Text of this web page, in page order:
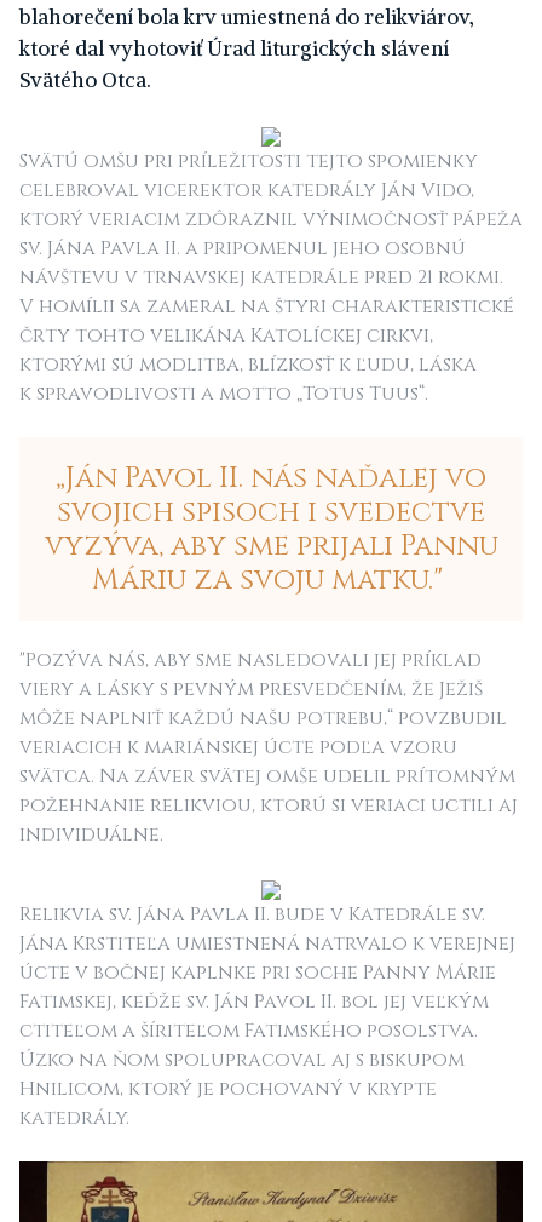
blahorečení bola krv umiestnená do relikviárov,
ktoré dal vyhotoviť Úrad liturgických slávení
Svätého Otca.
Svätú omšu pri príležitosti tejto spomienky
celebroval vicerektor katedrály Ján Vido,
ktorý veriacim zdôraznil výnimočnosť pápeža
sv. Jána Pavla II. a pripomenul jeho osobnú
návštevu v trnavskej katedrále pred 21 rokmi.
V homílii sa zameral na štyri charakteristické
črty tohto velikána Katolíckej cirkvi,
ktorými sú modlitba, blízkosť k ľudu, láska
k spravodlivosti a motto „Totus Tuus“.
„Ján Pavol II. nás naďalej vo
svojich spisoch i svedectve
vyzýva, aby sme prijali Pannu
Máriu za svoju matku."
"Pozýva nás, aby sme nasledovali jej príklad
viery a lásky s pevným presvedčením, že Ježiš
môže naplniť každú našu potrebu,“ povzbudil
veriacich k mariánskej úcte podľa vzoru
svätca. Na záver svätej omše udelil prítomným
požehnanie relikviou, ktorú si veriaci uctili aj
individuálne.
Relikvia sv. Jána Pavla II. bude v Katedrále sv.
Jána Krstiteľa umiestnená natrvalo k verejnej
úcte v bočnej kaplnke pri soche Panny Márie
Fatimskej, keďže sv. Ján Pavol II. bol jej veľkým
ctiteľom a šíriteľom Fatimského posolstva.
Úzko na ňom spolupracoval aj s biskupom
Hnilicom, ktorý je pochovaný v krypte
katedrály.